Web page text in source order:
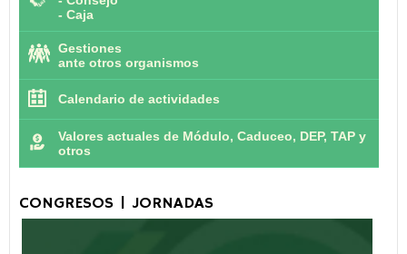
- Caja
Gestiones
ante otros organismos
Calendario de actividades
Valores actuales de Módulo, Caduceo, DEP, TAP y
otros
CONGRESOS | JORNADAS